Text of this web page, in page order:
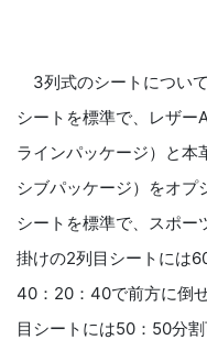
3列式のシートについ
シートを標準で、レザー
ラインパッケージ）と本
シブパッケージ）をオプ
シートを標準で、スポー
掛けの2列目シートには
40：20：40で前方に倒
目シートには50：50分